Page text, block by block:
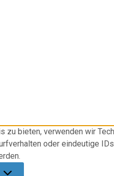
zu bieten, verwenden wir
oder eindeutige